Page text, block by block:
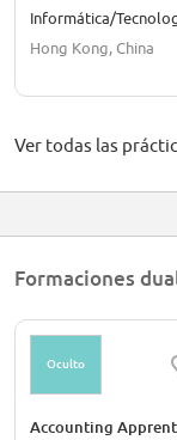
Time Internship)
Informática/
Hong Kong, China
Ver todas las
Formaciones
Oculto
Accounting